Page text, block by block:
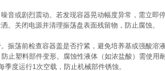
或剧烈震动。若发现容器晃动幅度异常，需立即停
关闭电源并清理振荡盘表面残留物，防止腐蚀。
荡前检查容器盖是否拧紧，避免培养基或强酸溶液
料部件变形。腐蚀性液体（如浓盐酸）需使用耐
度运行1次空载，防止机械部件锈蚀。